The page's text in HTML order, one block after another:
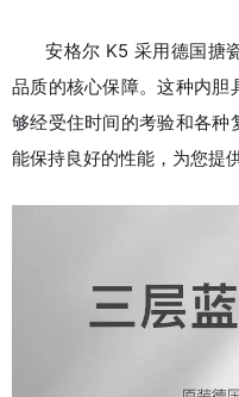
安格尔 K5 采用德国搪
品质的核心保障。这种内胆
够经受住时间的考验和各种
能保持良好的性能，为您提